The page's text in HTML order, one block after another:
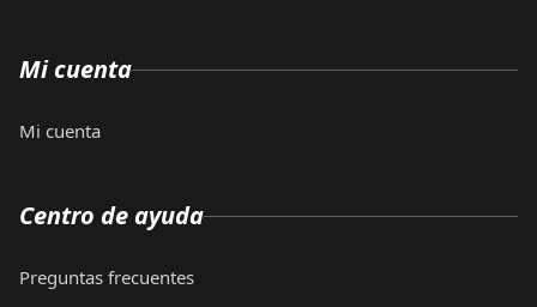
Mi cuenta
Mi cuenta
Centro de ayuda
Preguntas frecuentes